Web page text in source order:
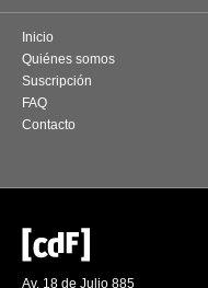
Inicio
Quiénes somos
Suscripción
FAQ
Contacto
Av. 18 de Julio 885